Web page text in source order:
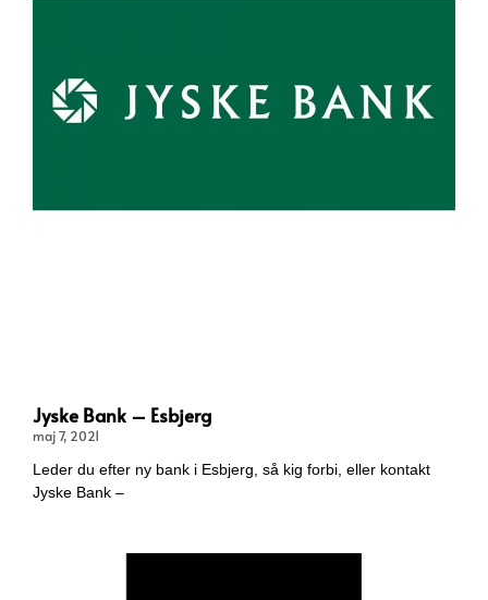
Jyske Bank – Esbjerg
maj 7, 2021
Leder du efter ny bank i Esbjerg, så kig forbi, eller kontakt
Jyske Bank –